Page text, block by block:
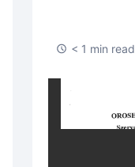
< 1 min read